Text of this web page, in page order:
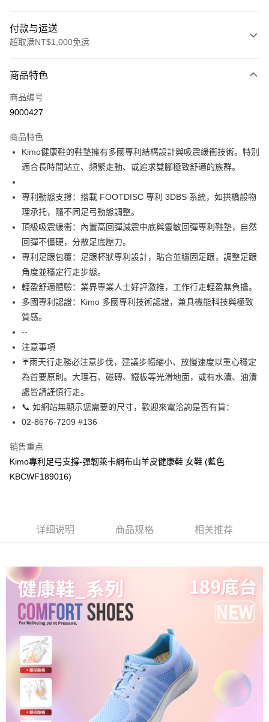
付款与运送
超取满NT$1,000免运
信用卡一次付款
信用卡分期付款
合作金库商业银行
华南商业银行
彰化商业银行
上海商业储蓄银行
台北富邦商业银行
台湾中小企业银行
台中商业银行
汇丰（台湾）商业银行
联邦商业银行
元大商业银行
永丰商业银行
玉山商业银行
台新国际商业银行
中国信托商业银行
台湾乐天信用卡公司
超商取货付款
LINE Pay
Apple Pay
街口支付
Google Pay
一、關於 AFTEE先享後付
1. 於付款方式選擇AFTEE先享後付，將跳出AFTEE先享後付手機驗證視
窗。
3. 訂單確認後不需事先繳費，商品會配送至您的指定地址。
4. 下訂完成後，您的手機會收到一封繳費通知簡訊，APP會員則會收到
AFTEE APP推播通知。
5. 收到商品當下無需繳費，確認無誤後，請再利用繳費通知簡訊或AFTEE
APP於四大便利商店‧ATM/網銀等方式進行付款。
有最長 45 天內付款之服務。
繳費期限，為商家向您請款的時間，再加上使用AFTEE可延長的天數所計算
出。使用AFTEE下訂可以延長您收到商品前的繳費天數，但無法保證一定能
商品與否，仍需要請您在AFTEE規定的時間內完成繳費。
之上限額度
2. 結帳金額須大於NT$30
三、聲明條款
「AFTEE先享後付」(下稱本服務)乃由恩沛科技股份有限公司(下稱 AFTEE )
所提供，並由 AFTEE 向您收取款項。因使用本服務所須提供之個人資料(包
含但不限於訂購人姓名、電話，收件人姓名、電話、收件地址)，將交付予
AFTEE 於本服務必要服務範圍內運用。關於 AFTEE 對於個人資料之蒐集、
處理、利用，詳參 AFTEE 官網之『個人資料蒐集、處理及利用告知聲明』
若款項超過繳費期限，將根據當次的金額加收年利率 16% 的逾期滯納金。
未成年的使用者，請事先徵得法定代理人或監護人之同意方可使用
AFTEE。
若您對於個人資料之處理、利用有任何疑問，或欲行使相關法律權利，請聯
繫恩沛科技股份有限公司。若您不同意我們將上開所示之個人資料，連同必
要之購買訂單資訊提供予 AFTEE ，或讓 AFTEE 蒐集處理利用您的個人資
ATM付款
运送方式
全家取貨付款
每笔NT$60，满NT$1,000(含以上)免运费
7-11取貨付款
每笔NT$60，满NT$1,000(含以上)免运费
宅配
每笔NT$90，满NT$1,000(含以上)免运费
商品特色
商品编号
9000427
商品特色
Kimo健康鞋的鞋墊擁有多國專利結構設計與吸震緩衝技術。特別
適合長時間站立、頻繁走動、或追求雙腳極致舒適的族群。
專利動態支撐：搭載 FOOTDISC 專利 3DBS 系統，如拱橋般物
理承托，隨不同足弓動態調整。
頂級吸震緩衝：內置高回彈減震中底與靈敏回彈專利鞋墊，自然
回彈不僵硬，分散足底壓力。
專利足跟包覆：足跟杯狀專利設計，貼合並穩固足跟，調整足跟
角度並穩定行走步態。
輕盈舒適體驗：業界專業人士好評激推，工作行走輕盈無負擔。
多國專利認證：Kimo 多國專利技術認證，兼具機能科技與極致
質感。
--
注意事項
☔雨天行走務必注意步伐，建議步幅縮小、放慢速度以重心穩定
為首要原則。大理石、磁磚、鐵板等光滑地面，或有水漬、油漬
處皆請謹慎行走。
📞 如網站無顯示您需要的尺寸，歡迎來電洽詢是否有貨：
02-8676-7209 #136
销售重点
Kimo專利足弓支撐-彈韌萊卡網布山羊皮健康鞋 女鞋 (藍色
KBCWF189016)
详细说明 商品规格 相关推荐